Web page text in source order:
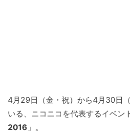
4月29日（金・祝）から4月30日
いる、ニコニコを代表するイベン
2016 」。